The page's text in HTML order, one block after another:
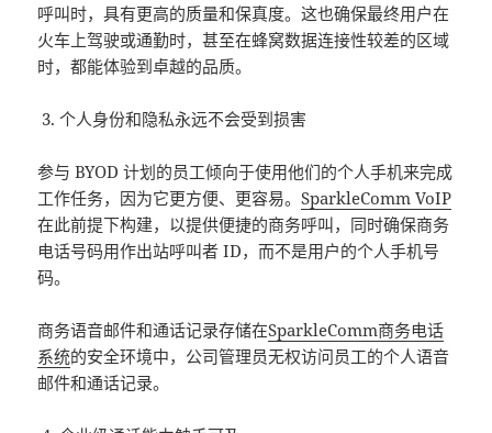
呼叫时，具有更高的质量和保真度。这也确保最终用户在
火车上驾驶或通勤时，甚至在蜂窝数据连接性较差的区域
时，都能体验到卓越的品质。
个人身份和隐私永远不会受到损害
参与 BYOD 计划的员工倾向于使用他们的个人手机来完成
工作任务，因为它更方便、更容易。SparkleComm VoIP
在此前提下构建，以提供便捷的商务呼叫，同时确保商务
电话号码用作出站呼叫者 ID，而不是用户的个人手机号
码。
商务语音邮件和通话记录存储在SparkleComm商务电话
系统的安全环境中，公司管理员无权访问员工的个人语音
邮件和通话记录。